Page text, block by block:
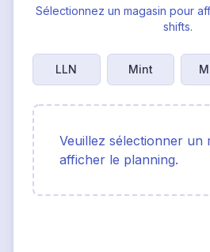
Sélectionnez un magasin pour
shifts.
LLN Mint
Veuillez sélectionner un
afficher le planning.